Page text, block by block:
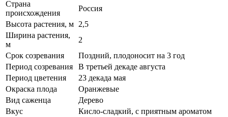
Страна
происхождения
Россия
Высота растения, м 2,5
Ширина растения,
м
2
Срок созревания
Поздний, плодоносит на 3 год
Период созревания
В третьей декаде августа
Период цветения
23 декада мая
Окраска плода
Оранжевые
Вид саженца
Дерево
Вкус
Кисло-сладкий, с приятным ароматом